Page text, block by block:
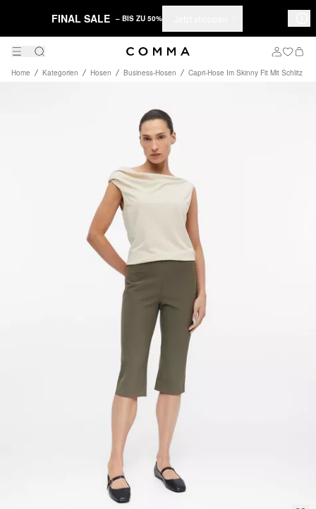
FINAL SALE – BIS ZU 50%
Home Kategorien Hosen Business-Hosen Capri-Hose Im Skinny Fit Mit Schlitz